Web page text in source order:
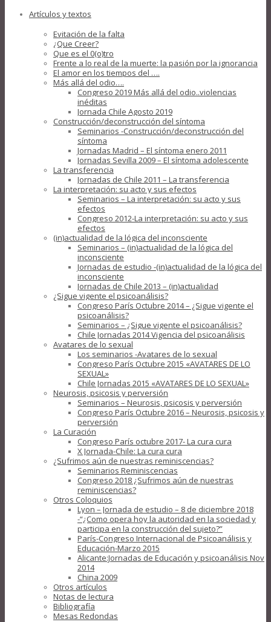
Artículos y textos
Evitación de la falta
¿Que Creer?
Que es el 0(o)tro
Frente a lo real de la muerte: la pasión por la ignorancia
El amor en los tiempos del ….
Más allá del odio….
Congreso 2019 Más allá del odio..violencias
inéditas
Jornada Chile Agosto 2019
Construcción/deconstrucción del síntoma
Seminarios -Construcción/deconstrucción del
síntoma
Jornadas Madrid – El síntoma enero 2011
Jornadas Sevilla 2009 – El síntoma adolescente
La transferencia
Jornadas de Chile 2011 – La transferencia
La interpretación: su acto y sus efectos
Seminarios – La interpretación: su acto y sus
efectos
Congreso 2012-La interpretación: su acto y sus
efectos
(in)actualidad de la lógica del inconsciente
Seminarios – (in)actualidad de la lógica del
inconsciente
Jornadas de estudio -(in)actualidad de la lógica del
inconsciente
Jornadas de Chile 2013 – (in)actualidad
¿Sigue vigente el psicoanálisis?
Congreso París Octubre 2014 – ¿Sigue vigente el
psicoanálisis?
Seminarios – ¿Sigue vigente el psicoanálisis?
Chile Jornadas 2014 Vigencia del psicoanálisis
Avatares de lo sexual
Los seminarios -Avatares de lo sexual
Congreso París Octubre 2015 «AVATARES DE LO
SEXUAL»
Chile Jornadas 2015 «AVATARES DE LO SEXUAL»
Neurosis, psicosis y perversión
Seminarios – Neurosis, psicosis y perversión
Congreso París Octubre 2016 – Neurosis, psicosis y
perversión
La Curación
Congreso París octubre 2017- La cura cura
X Jornada-Chile: La cura cura
¿Sufrimos aún de nuestras reminiscencias?
Seminarios Reminiscencias
Congreso 2018 ¿Sufrimos aún de nuestras
reminiscencias?
Otros Coloquios
Lyon – Jornada de estudio – 8 de diciembre 2018
-“¿Como opera hoy la autoridad en la sociedad y
participa en la construcción del sujeto?”
París-Congreso Internacional de Psicoanálisis y
Educación-Marzo 2015
Alicante:Jornadas de Educación y psicoanálisis Nov
2014
China 2009
Otros artículos
Notas de lectura
Bibliografía
Mesas Redondas